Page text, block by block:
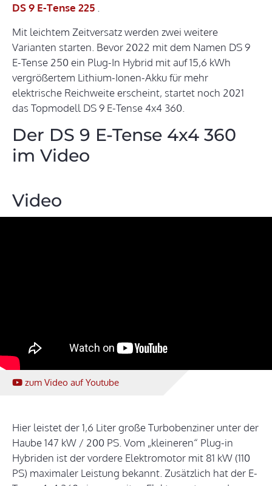
DS 9 E-Tense 225 .
Mit leichtem Zeitversatz werden zwei weitere
Varianten starten. Bevor 2022 mit dem Namen DS 9
E-Tense 250 ein Plug-In Hybrid mit auf 15,6 kWh
vergrößertem Lithium-Ionen-Akku für mehr
elektrische Reichweite erscheint, startet noch 2021
das Topmodell DS 9 E-Tense 4x4 360.
Der DS 9 E-Tense 4x4 360
im Video
Video
zum Video auf Youtube
Hier leistet der 1,6 Liter große Turbobenziner unter der
Haube 147 kW / 200 PS. Vom „kleineren“ Plug-in
Hybriden ist der vordere Elektromotor mit 81 kW (110
PS) maximaler Leistung bekannt. Zusätzlich hat der E-